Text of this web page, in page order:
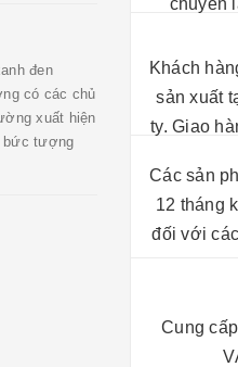
đen
có các chủ
xuất hiện
bức tượng
Khách
sản xuất
ty. Giao
Các sản
12 tháng
đối với
Cung